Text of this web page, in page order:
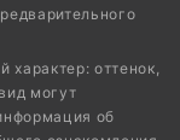
характер: оттенок,
могут
об